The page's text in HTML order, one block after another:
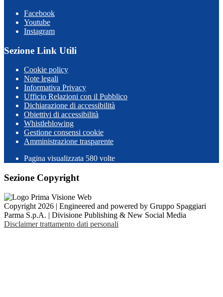
Facebook
Youtube
Instagram
Sezione Link Utili
Cookie policy
Note legali
Informativa Privacy
Ufficio Relazioni con il Pubblico
Dichiarazione di accessibilità
Obiettivi di accessibilità
Whistleblowing
Gestione consensi cookie
Amministrazione trasparente
Pagina visualizzata 580 volte
Sezione Copyright
Copyright 2026 | Engineered and powered by Gruppo Spaggiari
Parma S.p.A. | Divisione Publishing & New Social Media
Disclaimer trattamento dati personali